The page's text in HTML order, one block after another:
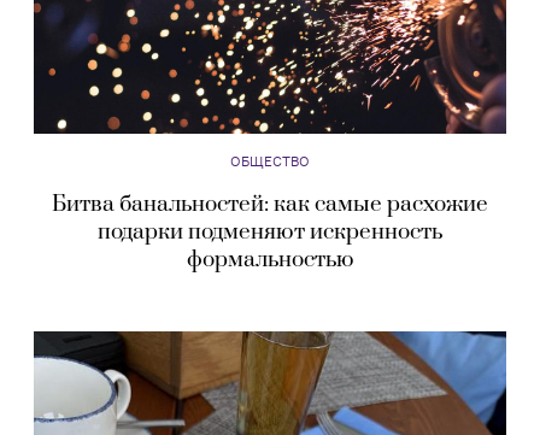
ОБЩЕСТВО
Битва банальностей: как самые расхожие
подарки подменяют искренность
формальностью